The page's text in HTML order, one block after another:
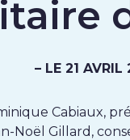
– LE 21 AVRIL
Cabiaux,
Noël Gillard,